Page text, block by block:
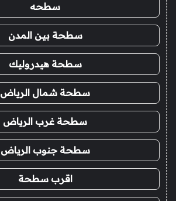
سطحه
سطحة بين المدن
سطحة هيدروليك
سطحة شمال الرياض
سطحة غرب الرياض
سطحة جنوب الرياض
اقرب سطحة